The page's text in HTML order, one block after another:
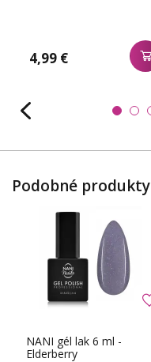
4,99 €
Podobné produkty
NANI gél lak 6 ml -
Elderberry